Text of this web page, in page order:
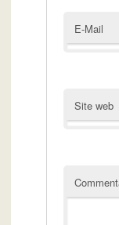
E-Mail
Site web